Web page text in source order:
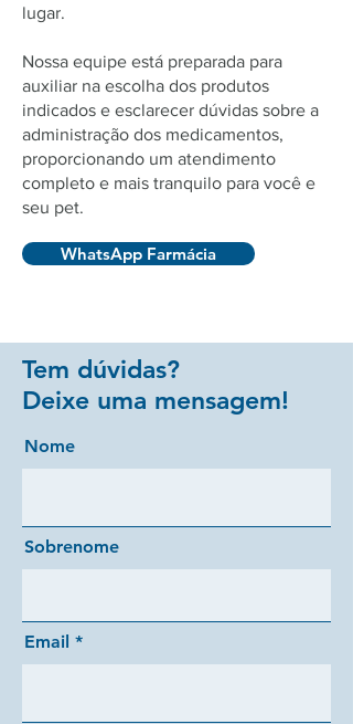
lugar.
Nossa equipe está preparada para
auxiliar na escolha dos produtos
indicados e esclarecer dúvidas sobre a
administração dos medicamentos,
proporcionando um atendimento
completo e mais tranquilo para você e
seu pet.
WhatsApp Farmácia
Tem dúvidas?
Deixe uma mensagem!
Nome
Sobrenome
Email